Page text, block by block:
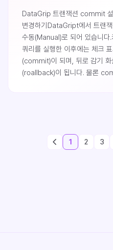
DataGrip 트랜잭션 commit
변경하기DataGript에서 트랜
수동(Manual)로 되어 있습니다
쿼리를 실행한 이후에는 체크
(commit)이 되며, 뒤로 감기 화
(roallback)이 됩니다. 물론
1 2 3